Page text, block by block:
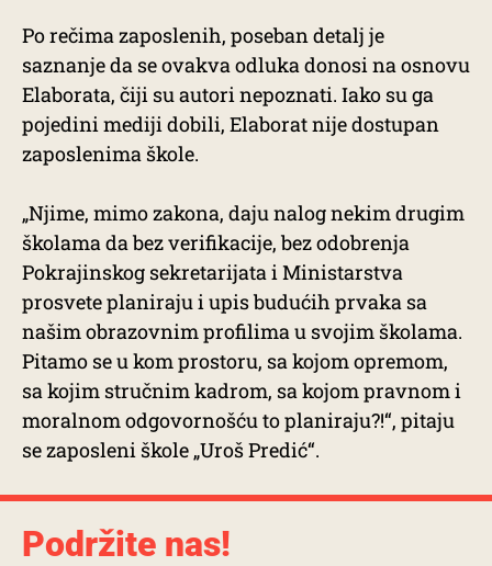
Po rečima zaposlenih, poseban detalj je
saznanje da se ovakva odluka donosi na osnovu
Elaborata, čiji su autori nepoznati. Iako su ga
pojedini mediji dobili, Elaborat nije dostupan
zaposlenima škole.
„Njime, mimo zakona, daju nalog nekim drugim
školama da bez verifikacije, bez odobrenja
Pokrajinskog sekretarijata i Ministarstva
prosvete planiraju i upis budućih prvaka sa
našim obrazovnim profilima u svojim školama.
Pitamo se u kom prostoru, sa kojom opremom,
sa kojim stručnim kadrom, sa kojom pravnom i
moralnom odgovornošću to planiraju?!“, pitaju
se zaposleni škole „Uroš Predić“.
Podržite nas!